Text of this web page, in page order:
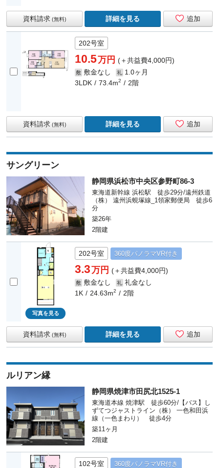
追加
資料請求 (無料) 詳細を見る
202号室
10.5万円(＋共益費4,000円)
敷 敷金なし 礼 1.0ヶ月
3LDK
73.4m2 2階
追加
資料請求 (無料) 詳細を見る
サングリーン
静岡県浜松市中央区参野町86-3
東海道新幹線 浜松駅 徒歩29分/遠州鉄道
（株） 遠州浜蜆塚線_1領家郵便局 徒歩6
分
築26年
2階建
写真を見る
202号室 360度パノラマVR付き
3.3万円(＋共益費4,000円)
敷 敷金なし 礼 礼金なし
1K
24.63m2 2階
追加
資料請求 (無料) 詳細を見る
ルリアン縁
静岡県焼津市田尻北1525-1
東海道本線 焼津駅 徒歩60分/【バス】し
ずてつジャストライン（株） 一色和田浜
線（一色まわり） 徒歩4分
築11ヶ月
2階建
102号室 360度パノラマVR付き